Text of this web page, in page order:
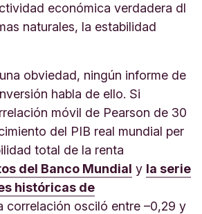
económica verdadera dl
naturales, la estabilidad
obviedad, ningún informe de
habla de ello. Si
móvil de Pearson de 30
del PIB real mundial per
total de la renta
del Banco Mundial y la serie
históricas de
correlación osciló entre –0,29 y